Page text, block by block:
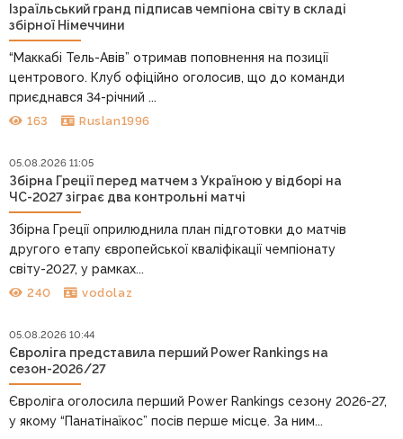
Ізраїльський гранд підписав чемпіона світу в складі
збірної Німеччини
“Маккабі Тель-Авів” отримав поповнення на позиції
центрового. Клуб офіційно оголосив, що до команди
приєднався 34-річний ...
163 Ruslan1996
05.08.2026 11:05
Збірна Греції перед матчем з Україною у відборі на
ЧС-2027 зіграє два контрольні матчі
Збірна Греції оприлюднила план підготовки до матчів
другого етапу європейської кваліфікації чемпіонату
світу-2027, у рамках...
240 vodolaz
05.08.2026 10:44
Євроліга представила перший Power Rankings на
сезон-2026/27
Євроліга оголосила перший Power Rankings сезону 2026-27,
у якому “Панатінаїкос” посів перше місце. За ним...